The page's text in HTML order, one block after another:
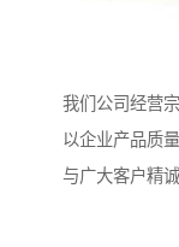
我们公司经营
以企业产品质
与广大客户精